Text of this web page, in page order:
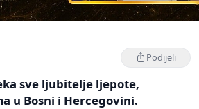
Podijeli
sve ljubitelje ljepote,
u Bosni i Hercegovini.